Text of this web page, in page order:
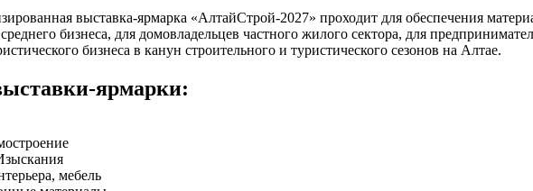
выставка-ярмарка «АлтайСтрой-2027» проходит для обеспечения
бизнеса, для домовладельцев частного жилого сектора, для
бизнеса в канун строительного и туристического сезонов на Алтае.
ярмарки:
мебель